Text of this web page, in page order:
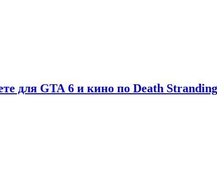
для GTA 6 и кино по Death Stranding